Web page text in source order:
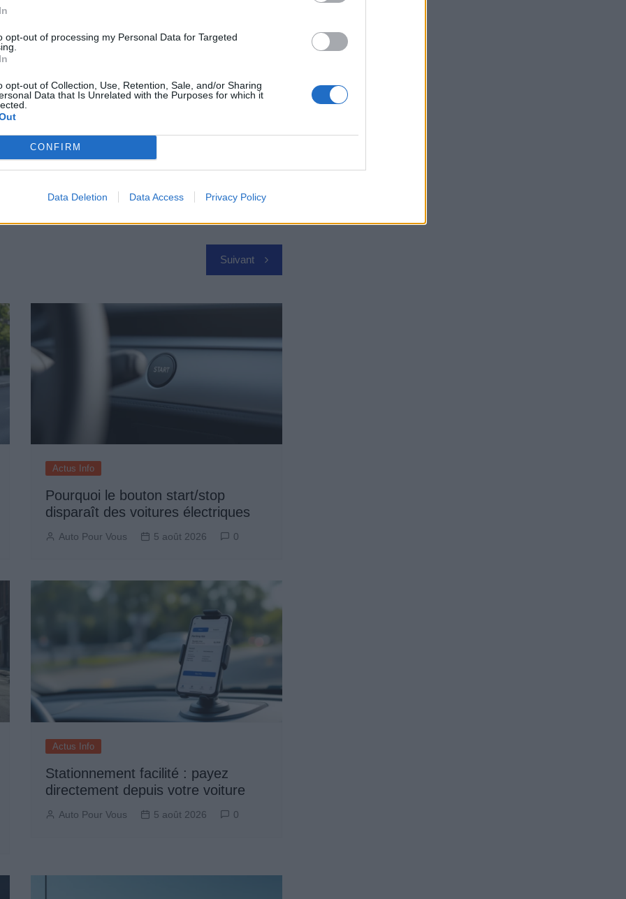
opt-out of processing my Personal Data for Targeted
opt-out of Collection, Use, Retention, Sale, and/or Sharing
Data that Is Unrelated with the Purposes for which it
CONFIRM
Data Deletion Data Access Privacy Policy
Suivant
Actus Info
Pourquoi le bouton start/stop
disparaît des voitures électriques
Auto Pour Vous 5 août 2026 0
Actus Info
Stationnement facilité : payez
directement depuis votre voiture
Auto Pour Vous 5 août 2026 0